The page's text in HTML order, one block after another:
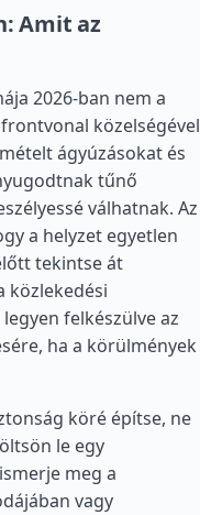
Amit az
2026-ban nem a
közelségével
ágyúzásokat és
tűnő
válhatnak. Az
a helyzet egyetlen
tekintse át
közlekedési
felkészülve az
ha a körülmények
köré építse, ne
le egy
meg a
vagy